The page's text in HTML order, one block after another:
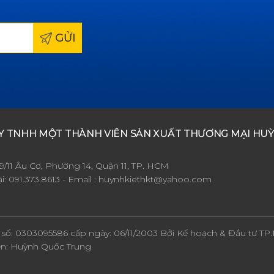
GỬI
TNHH MỘT THÀNH VIÊN SẢN XUẤT THƯƠNG MẠI
Âu Cơ, Phường 14, Quận 11, TP. HCM
091.373.8613 - Email : huynhkiethkt@yahoo.com
0303095586 cấp ngày: 06/11/2003 Bởi Kế hoạch & Đầu tư
Huỳnh Quốc Trung